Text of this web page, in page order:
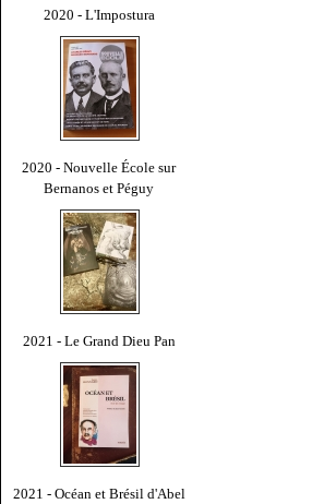
2020 - L'Impostura
2020 - Nouvelle École sur
Bernanos et Péguy
2021 - Le Grand Dieu Pan
2021 - Océan et Brésil d'Abel